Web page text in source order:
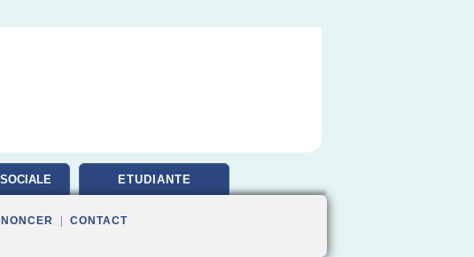
ETUDIANTE
CONTACT